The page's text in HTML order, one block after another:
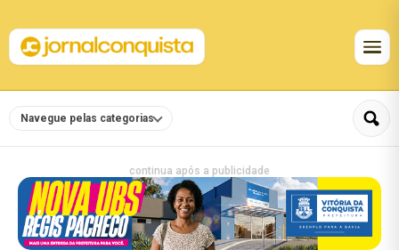
Navegue pelas categorias
continua após a publicidade